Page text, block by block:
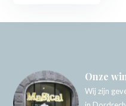
Onze
Wij zijn